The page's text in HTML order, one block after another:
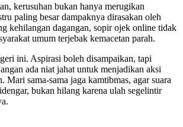
kerusuhan bukan hanya merugikan
paling besar dampaknya dirasakan oleh
kehilangan dagangan, sopir ojek online tidak
umum terjebak kemacetan parah.
ini. Aspirasi boleh disampaikan, tapi
ada niat jahat untuk menjadikan aksi
Mari sama-sama jaga kamtibmas, agar suara
bukan hilang karena ulah segelintir